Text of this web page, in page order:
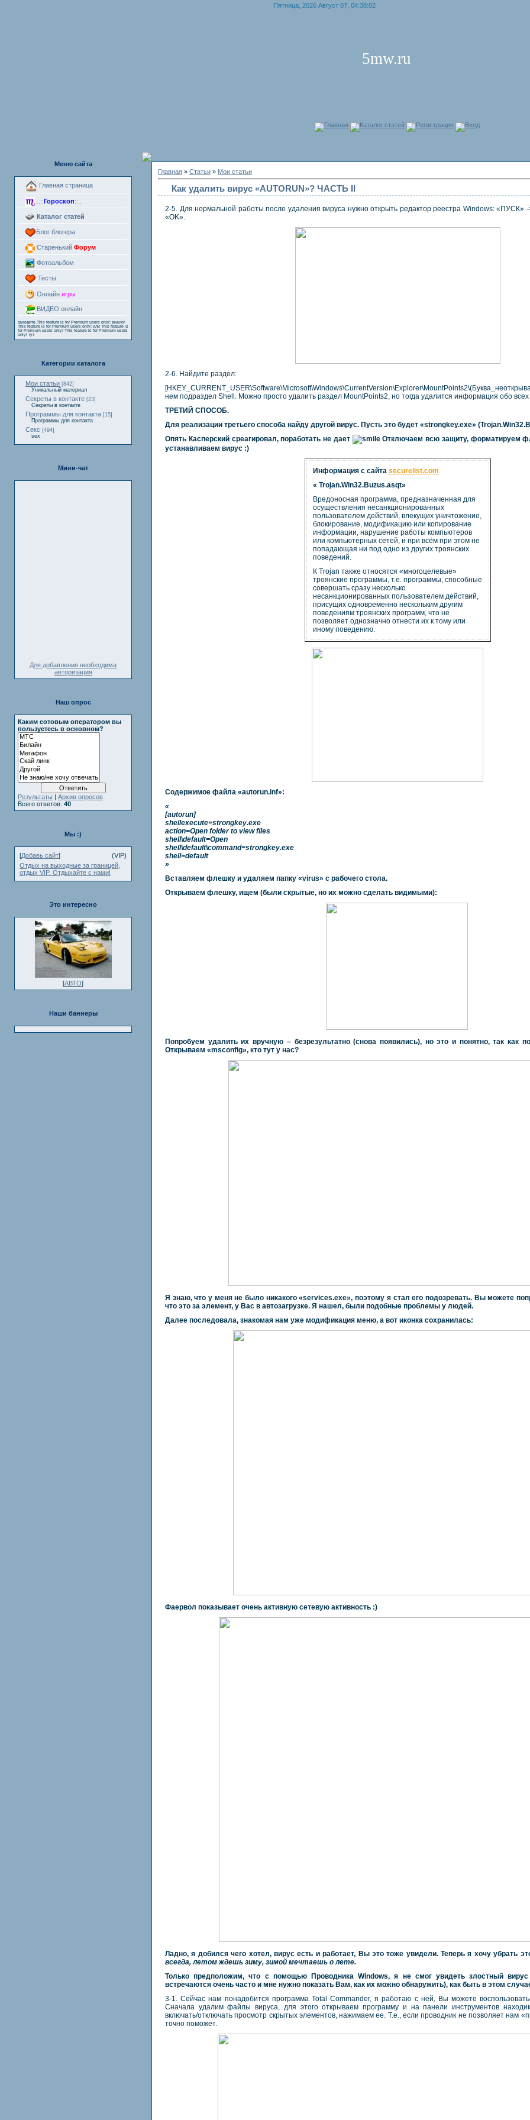
Пятница, 2026 Август 07, 04:38:02
5mw.ru
Главная Каталог статей Регистрация Вход
Меню сайта
Главная страница
..:: Гороскоп::..
Каталог статей
Блог блогера
Старенький Форум
Фотоальбом
Тесты
Онлайн игры
ВИДЕО онлайн
заходите This feature is for Premium users only! аналог
This feature is for Premium users only! или This feature is
for Premium users only! This feature is for Premium users
only! тут
Категории каталога
Мои статьи [842]
Уникальный материал
Секреты в контакте [23]
Секреты в контакте
Программы для контакта [15]
Программы для контакта
Секс [494]
sex
Мини-чат
Для добавления необходима
авторизация
Наш опрос
Каким сотовым оператором вы
пользуетесь в основном?
Результаты | Архив опросов
Всего ответов: 40
Мы :)
[Добавь сайт]
(VIP)
Отдых на выходные за границей,
отдых VIP. Отдыхайте с нами!
Это интересно
[АВТО]
Наши баннеры
Главная » Статьи » Мои статьи
Как удалить вирус «AUTORUN»? ЧАСТЬ II
2-5. Для нормальной работы после удаления вируса нужно открыть редактор реестра Windows:
«OK».
2-6. Найдите раздел:
нем подраздел Shell. Можно просто удалить раздел MountPoints2, но тогда удалится информация обо всех
ТРЕТИЙ СПОСОБ.
Для реализации третьего способа найду другой вирус. Пусть это будет «strongkey.exe»
Опять Касперский среагировал, поработать не дает
Отключаем всю защиту, форматируем
устанавливаем вирус :)
Информация с сайта securelist.com
« Trojan.Win32.Buzus.asqt»
Вредоносная программа, предназначенная для
осуществления несанкционированных
пользователем действий, влекущих уничтожение,
блокирование, модификацию или копирование
информации, нарушение работы компьютеров
или компьютерных сетей, и при всём при этом не
попадающая ни под одно из других троянских
поведений.
К Trojan также относятся «многоцелевые»
троянские программы, т.е. программы, способные
совершать сразу несколько
несанкционированных пользователем действий,
присущих одновременно нескольким другим
поведениям троянских программ, что не
позволяет однозначно отнести их к тому или
иному поведению.
Содержимое файла «autorun.inf»:
«
[autorun]
shellexecute=strongkey.exe
action=Open folder to view files
shell\default=Open
shell\default\command=strongkey.exe
shell=default
»
Вставляем флешку и удаляем папку «virus» с рабочего стола.
Открываем флешку, ищем (были скрытые, но их можно сделать видимыми):
Попробуем удалить их вручную – безрезультатно (снова появились), но это и понятно, так как
Открываем «msconfig», кто тут у нас?
Я знаю, что у меня не было никакого «services.exe», поэтому я стал его подозревать. Вы можете
что это за элемент, у Вас в автозагрузке. Я нашел, были подобные проблемы у людей.
Далее последовала, знакомая нам уже модификация меню, а вот иконка сохранилась:
Фаервол показывает очень активную сетевую активность :)
Ладно, я добился чего хотел, вирус есть и работает, Вы это тоже увидели. Теперь я хочу убрать
всегда, летом ждешь зиму, зимой мечтаешь о лете.
Только предположим, что с помощью ПроводникаWindows, я не смог увидеть злостный вирус
встречаются очень часто и мне нужно показать Вам, как их можно обнаружить), как быть в этом
3-1. Сейчас нам понадобится программа Total Commander, я работаю с ней, Вы можете
Сначала удалим файлы вируса, для этого открываем программу и на панели инструментов
включать/отключать просмотр скрытых элементов, нажимаем ее. Т.е., если проводник не позволяет нам
точно поможет.